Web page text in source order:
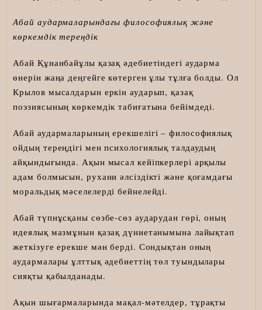
Абай аудармаларындағы философиялық және
көркемдік тереңдік
Абай Құнанбайұлы қазақ әдебиетіндегі аударма
өнерін жаңа деңгейге көтерген ұлы тұлға болды. Ол
Крылов мысалдарын еркін аударып, қазақ
поэзиясының көркемдік табиғатына бейімдеді.
Абай аудармаларының ерекшелігі – философиялық
ойдың тереңдігі мен психологиялық талдаудың
айқындығында. Ақын мысал кейіпкерлері арқылы
адам болмысын, рухани әлсіздікті және қоғамдағы
моральдық мәселелерді бейнелейді.
Абай түпнұсқаны сөзбе-сөз аударудан гөрі, оның
идеялық мазмұнын қазақ дүниетанымына лайықтап
жеткізуге ерекше мән берді. Сондықтан оның
аудармалары ұлттық әдебиеттің төл туындылары
сияқты қабылданады.
Ақын шығармаларында мақал-мәтелдер, тұрақты